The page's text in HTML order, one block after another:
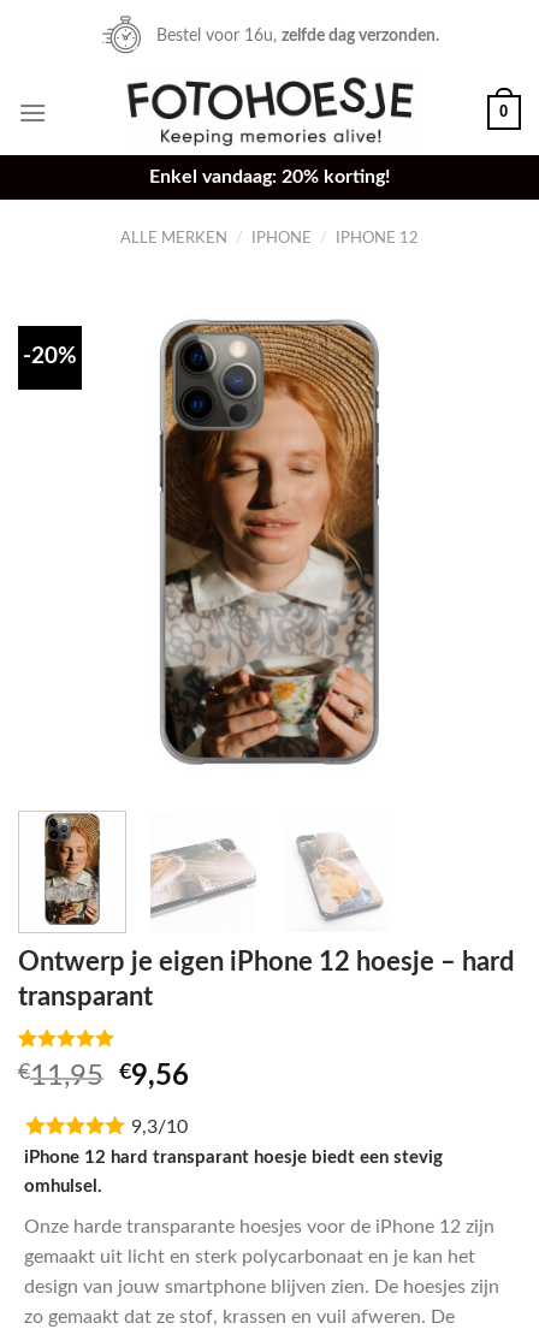
Bestel voor 16u, zelfde dag verzonden.
0
Enkel vandaag: 20% korting!
ALLE MERKEN / IPHONE / IPHONE 12
-20%
Ontwerp je eigen iPhone 12 hoesje – hard
transparant
Beoordeling
5.00op 5
op
3
€11,95 Oorspronkelijke
was:
€11,95.
€9,56
€9,56.
9,3/10
iPhone 12 hard transparant hoesje biedt een stevig
omhulsel.
Onze harde transparante hoesjes voor de iPhone 12 zijn
gemaakt uit licht en sterk polycarbonaat en je kan het
design van jouw smartphone blijven zien. De hoesjes zijn
zo gemaakt dat ze stof, krassen en vuil afweren. De